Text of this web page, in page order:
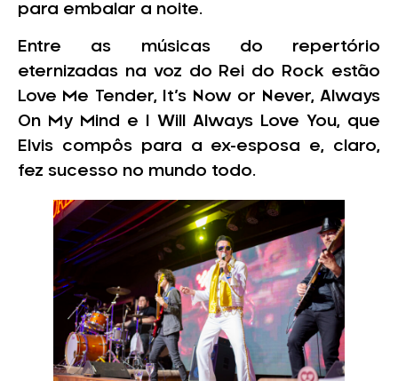
para embalar a noite.
Entre as músicas do repertório
eternizadas na voz do Rei do Rock estão
Love Me Tender, It’s Now or Never, Always
On My Mind e I Will Always Love You, que
Elvis compôs para a ex-esposa e, claro,
fez sucesso no mundo todo.